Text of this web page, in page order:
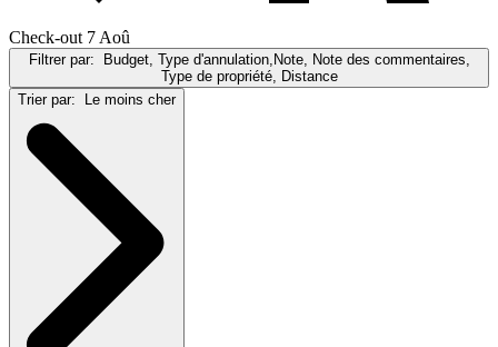
Check-out 7 Aoû
Filtrer par: Budget, Type d'annulation,Note, Note des commentaires,
Type de propriété, Distance
Trier par: Le moins cher